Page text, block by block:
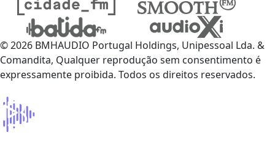
© 2026 BMHAUDIO Portugal Holdings, Unipessoal Lda. &
Comandita, Qualquer reprodução sem consentimento é
expressamente proibida. Todos os direitos reservados.